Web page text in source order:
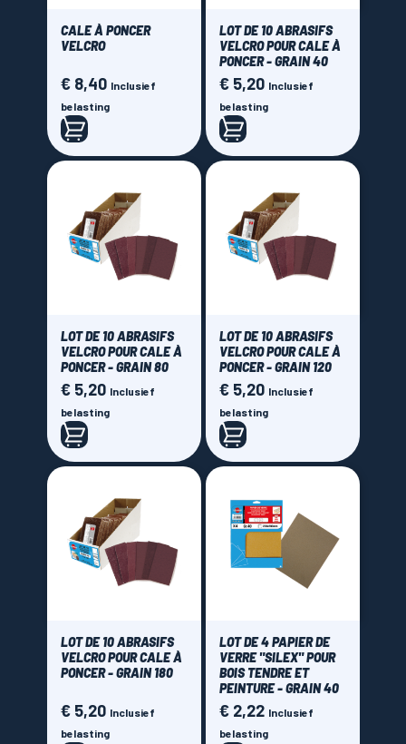
CALE À PONCER
VELCRO
Prijs
€ 8,40 Inclusief
belasting
LOT DE 10 ABRASIFS
VELCRO POUR CALE À
PONCER - GRAIN 40
Prijs
€ 5,20 Inclusief
belasting
LOT DE 10 ABRASIFS
VELCRO POUR CALE À
PONCER - GRAIN 80
Prijs
€ 5,20 Inclusief
belasting
LOT DE 10 ABRASIFS
VELCRO POUR CALE À
PONCER - GRAIN 120
Prijs
€ 5,20 Inclusief
belasting
LOT DE 10 ABRASIFS
VELCRO POUR CALE À
PONCER - GRAIN 180
Prijs
€ 5,20 Inclusief
belasting
LOT DE 4 PAPIER DE
VERRE "SILEX" POUR
BOIS TENDRE ET
PEINTURE - GRAIN 40
Prijs
€ 2,22 Inclusief
belasting